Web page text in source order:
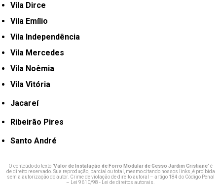
Vila Dirce
Vila Emílio
Vila Independência
Vila Mercedes
Vila Noêmia
Vila Vitória
Jacareí
Ribeirão Pires
Santo André
O conteúdo do texto "Valor de Instalação de Forro Modular de Gesso Jardim Cristiane" é
de direito reservado. Sua reprodução, parcial ou total, mesmo citando nossos links, é proibida
sem a autorização do autor. Crime de violação de direito autoral – artigo 184 do Código Penal
– Lei 9610/98 - Lei de direitos autorais.